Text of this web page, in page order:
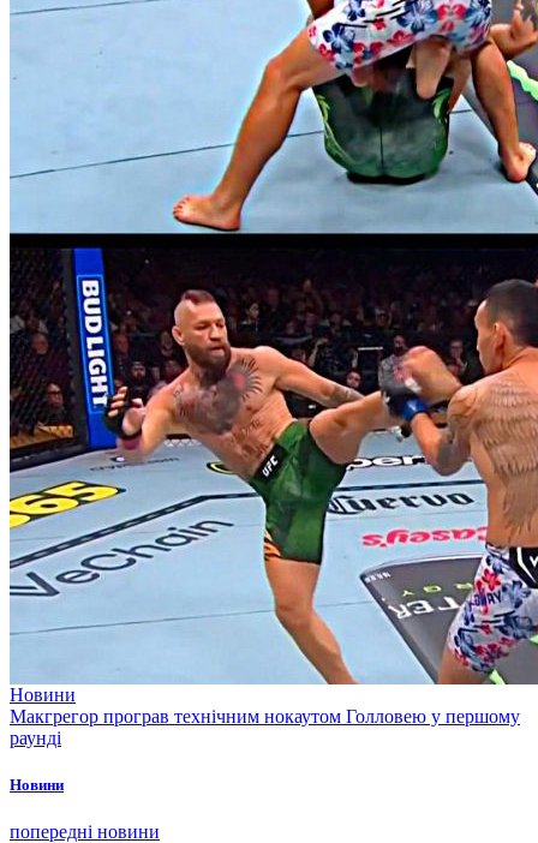
Новини
Макгрегор програв технічним нокаутом Голловею у першому
раунді
Новини
попередні новини